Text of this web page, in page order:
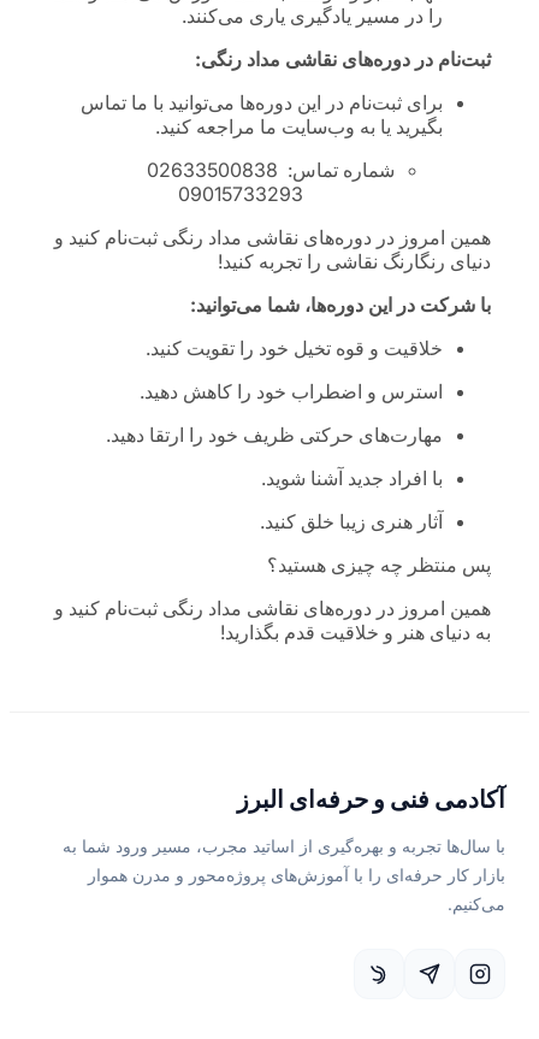
را در مسیر یادگیری یاری می‌کنند.
ثبت‌نام در دوره‌های نقاشی مداد رنگی:
برای ثبت‌نام در این دوره‌ها می‌توانید با ما تماس
بگیرید یا به وب‌سایت ما مراجعه کنید.
شماره تماس: 02633500838
همین امروز در دوره‌های نقاشی مداد رنگی ثبت‌نام کنید و
دنیای رنگارنگ نقاشی را تجربه کنید!
با شرکت در این دوره‌ها، شما می‌توانید:
خلاقیت و قوه تخیل خود را تقویت کنید.
استرس و اضطراب خود را کاهش دهید.
مهارت‌های حرکتی ظریف خود را ارتقا دهید.
با افراد جدید آشنا شوید.
آثار هنری زیبا خلق کنید.
پس منتظر چه چیزی هستید؟
همین امروز در دوره‌های نقاشی مداد رنگی ثبت‌نام کنید و
به دنیای هنر و خلاقیت قدم بگذارید!
آکادمی فنی و حرفه‌ای البرز
با سال‌ها تجربه و بهره‌گیری از اساتید مجرب، مسیر ورود شما به
بازار کار حرفه‌ای را با آموزش‌های پروژه‌محور و مدرن هموار
می‌کنیم.